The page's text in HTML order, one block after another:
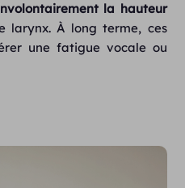
la hauteur
larynx. À long terme, ces
une fatigue vocale ou